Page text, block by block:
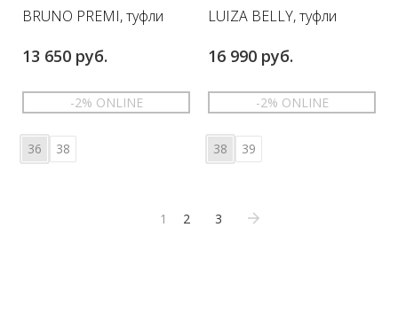
BRUNO PREMI, туфли
13 650 руб.
-2% ONLINE
36 38
LUIZA BELLY, туфли
16 990 руб.
-2% ONLINE
38 39
1 2 3